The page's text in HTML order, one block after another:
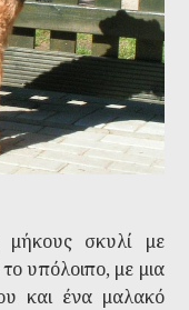
σκυλί με
υπόλοιπο, με μια
και ένα μαλακό